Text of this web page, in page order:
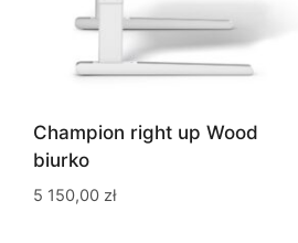
Champion right up Wood
biurko
5 150,00 zł